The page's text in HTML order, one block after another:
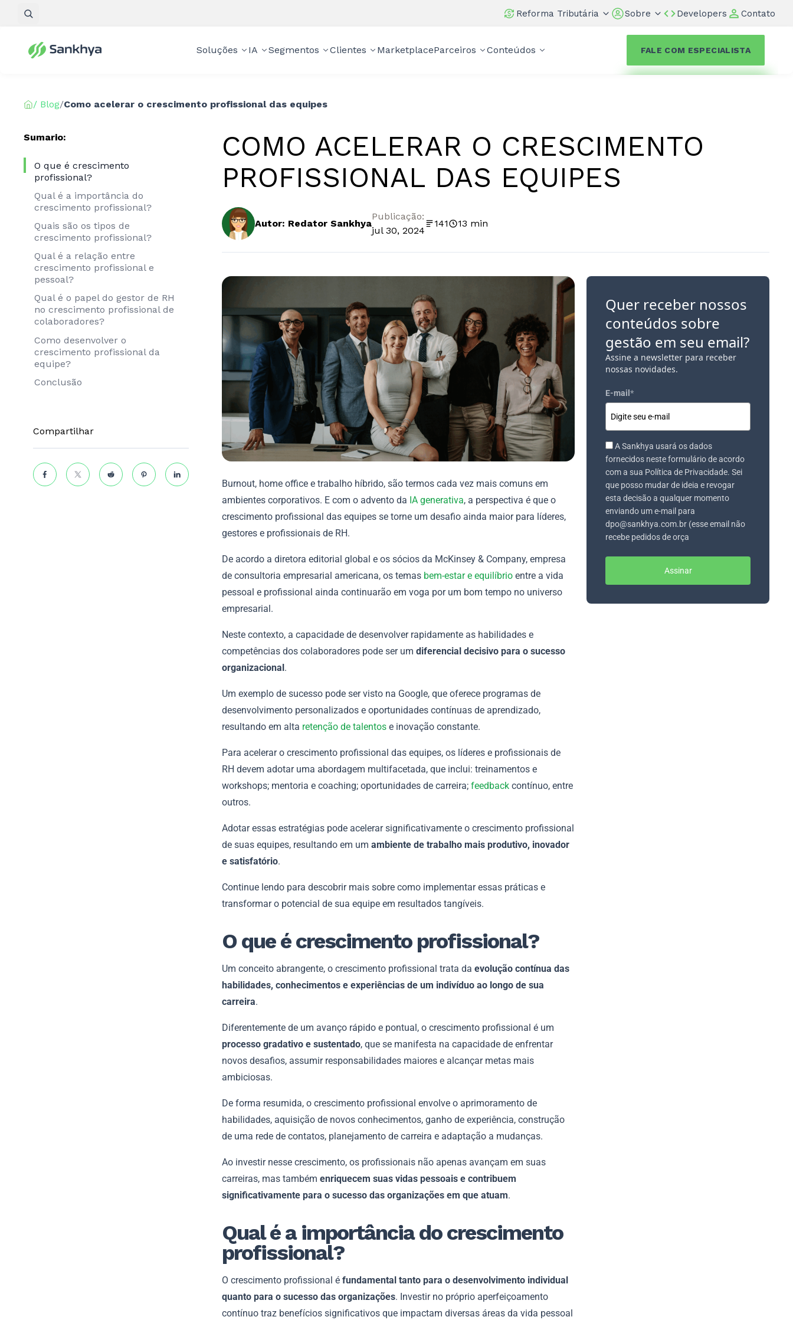
Reforma Tributária Sobre Developers Contato
Soluções IA Segmentos Clientes MarketplaceParceiros Conteúdos FALE COM ESPECIALISTA
/ Blog/Como acelerar o crescimento profissional das equipes
Sumario:
O que é crescimento
profissional?
Qual é a importância do
crescimento profissional?
Quais são os tipos de
crescimento profissional?
Qual é a relação entre
crescimento profissional e
pessoal?
Qual é o papel do gestor de RH
no crescimento profissional de
colaboradores?
Como desenvolver o
crescimento profissional da
equipe?
Conclusão
Compartilhar
COMO ACELERAR O CRESCIMENTO
PROFISSIONAL DAS EQUIPES
Autor: Redator Sankhya
Publicação:
jul 30, 2024
141 13 min
Burnout, home office e trabalho híbrido, são termos cada vez mais comuns em
ambientes corporativos. E com o advento da IA generativa, a perspectiva é que o
crescimento profissional das equipes se torne um desafio ainda maior para líderes,
gestores e profissionais de RH.
De acordo a diretora editorial global e os sócios da McKinsey & Company, empresa
de consultoria empresarial americana, os temas bem-estar e equilíbrio entre a vida
pessoal e profissional ainda continuarão em voga por um bom tempo no universo
empresarial.
Neste contexto, a capacidade de desenvolver rapidamente as habilidades e
competências dos colaboradores pode ser um diferencial decisivo para o sucesso
organizacional .
Um exemplo de sucesso pode ser visto na Google, que oferece programas de
desenvolvimento personalizados e oportunidades contínuas de aprendizado,
resultando em alta retenção de talentos e inovação constante.
Para acelerar o crescimento profissional das equipes, os líderes e profissionais de
RH devem adotar uma abordagem multifacetada, que inclui: treinamentos e
workshops; mentoria e coaching; oportunidades de carreira; feedback contínuo, entre
outros.
Adotar essas estratégias pode acelerar significativamente o crescimento profissional
de suas equipes, resultando em um ambiente de trabalho mais produtivo, inovador
e satisfatório.
Continue lendo para descobrir mais sobre como implementar essas práticas e
transformar o potencial de sua equipe em resultados tangíveis.
O que é crescimento profissional?
Um conceito abrangente, o crescimento profissional trata da evolução contínua das
habilidades, conhecimentos e experiências de um indivíduo ao longo de sua
carreira.
Diferentemente de um avanço rápido e pontual, o crescimento profissional é um
processo gradativo e sustentado, que se manifesta na capacidade de enfrentar
novos desafios, assumir responsabilidades maiores e alcançar metas mais
ambiciosas.
De forma resumida, o crescimento profissional envolve o aprimoramento de
habilidades, aquisição de novos conhecimentos, ganho de experiência, construção
de uma rede de contatos, planejamento de carreira e adaptação a mudanças.
Ao investir nesse crescimento, os profissionais não apenas avançam em suas
carreiras, mas também enriquecem suas vidas pessoais e contribuem
significativamente para o sucesso das organizações em que atuam.
Qual é a importância do crescimento
profissional?
O crescimento profissional é fundamental tanto para o desenvolvimento individual
quanto para o sucesso das organizações. Investir no próprio aperfeiçoamento
contínuo traz benefícios significativos que impactam diversas áreas da vida pessoal
Quer receber nossos
conteúdos sobre
gestão em seu email?
Assine a newsletter para receber
nossas novidades.
E-mail *
A Sankhya usará os dados
fornecidos neste formulário de acordo
com a sua Política de Privacidade. Sei
que posso mudar de ideia e revogar
esta decisão a qualquer momento
enviando um e-mail para
dpo@sankhya.com.br (esse email não
recebe pedidos de orça
Assinar